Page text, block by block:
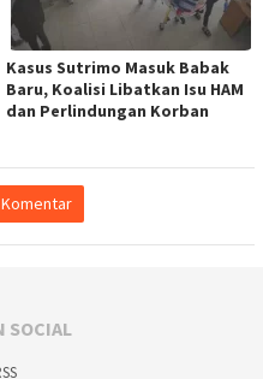
Kasus Sutrimo Masuk Babak
Baru, Koalisi Libatkan Isu HAM
dan Perlindungan Korban
SOCIAL